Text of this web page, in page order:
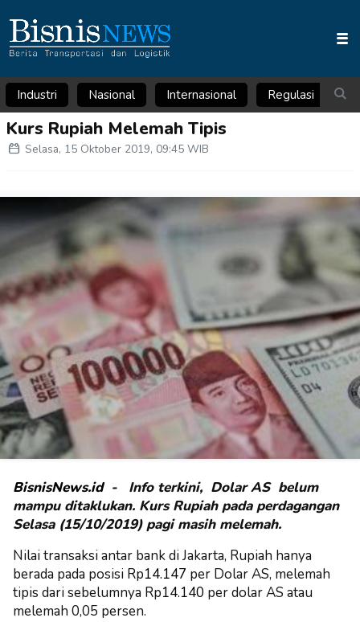
Industri Nasional Internasional Regulasi
Kurs Rupiah Melemah Tipis
Selasa, 15 Oktober 2019, 09:45 WIB
BisnisNews.id- Info terkini, Dolar AS belum
mampu ditaklukan. Kurs Rupiah pada perdagangan
Selasa (15/10/2019) pagi masih melemah.
Nilai transaksi antar bank di Jakarta, Rupiah hanya
berada pada posisi Rp14.147 per Dolar AS, melemah
tipis dari sebelumnya Rp14.140 per dolar AS atau
melemah 0,05 persen.